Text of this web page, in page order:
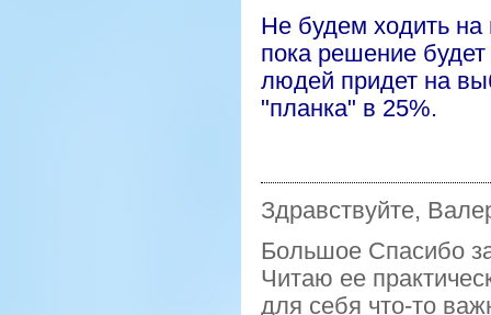
Не будем ходить на
пока решение будет
людей придет на
"планка" в 25%.
Здравствуйте,
Большое Спасибо
Читаю ее
для себя что-то